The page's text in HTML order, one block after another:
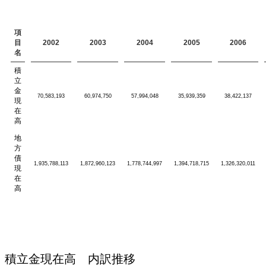
項
目
名
2002 2003 2004 2005 2006
積
立
金
現
在
高
70,583,193 60,974,750 57,994,048 35,939,359 38,422,137
地
方
債
現
在
高
1,935,788,113 1,872,960,123 1,778,744,997 1,394,718,715 1,326,320,011
積立金現在高 内訳推移